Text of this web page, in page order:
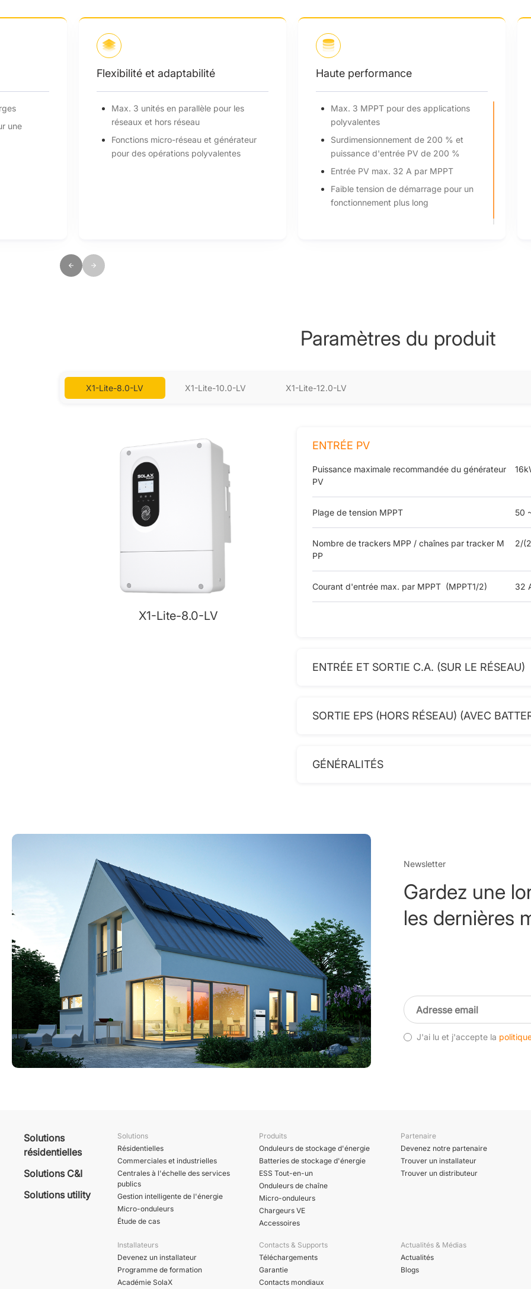
Gestion intelligente des charges
Recherche globale MPP pour une
récolte d'énergie optimale
Flexibilité et adaptabilité
Max. 3 unités en parallèle pour les
Fonctions micro-réseau et générateur
pour des opérations polyvalentes
Max. 3 MPPT pour
puissance d'entrée
Entrée PV max. 32 A
Faible tension de
Paramètres du produit
X1-Lite-8.0-LV X1-Lite-10.0-LV X1-Lite-12.0-LV
X1-Lite-8.0-LV
ENTRÉE PV
Puissance maximale recommandée du générateur
PV
Plage de tension MPPT 50
Nombre de trackers MPP / chaînes par tracker M
PP
2/
Courant d'entrée max. par MPPT (MPPT1/2) 32
ENTRÉE ET SORTIE C.A. (SUR LE RÉSEAU)
SORTIE EPS (HORS RÉSEAU) (AVEC
GÉNÉRALITÉS
Newsletter
Gardez une
les dernières
J'ai lu et j'accepte la
Solutions
résidentielles
Solutions C&I
Solutions utility
Solutions
Résidentielles
Commerciales et industrielles
Centrales à l'échelle des services
publics
Gestion intelligente de l'énergie
Micro-onduleurs
Étude de cas
Produits
Onduleurs de stockage d'énergie
Batteries de stockage d'énergie
ESS Tout-en-un
Onduleurs de chaîne
Micro-onduleurs
Chargeurs VE
Accessoires
Partenaire
Devenez notre partenaire
Trouver un installateur
Trouver un distributeur
Installateurs
Devenez un installateur
Programme de formation
Académie SolaX
Contacts & Supports
Téléchargements
Garantie
Contacts mondiaux
Actualités & Médias
Actualités
Blogs